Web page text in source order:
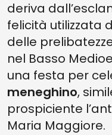
deriva
felicità utilizzata
delle
nel Basso
una festa per
meneghino,
prospiciente
Maria Maggiore.